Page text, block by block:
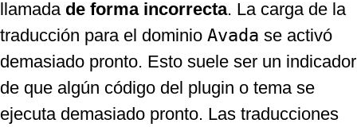
llamada de forma incorrecta. La carga de la
traducción para el dominio Avada se activó
demasiado pronto. Esto suele ser un indicador
de que algún código del plugin o tema se
ejecuta demasiado pronto. Las traducciones